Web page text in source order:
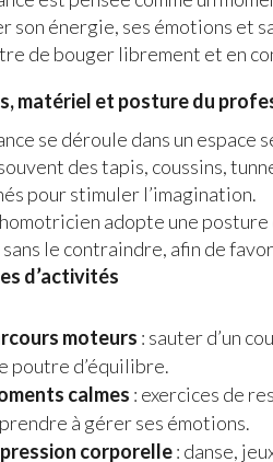
son énergie, ses émotions et
de bouger librement et en
matériel et posture du
se déroule dans un
des tapis, coussins,
pour stimuler l’imagination.
adopte une
sans le contraindre, afin de
d’activités
moteurs : sauter d’un
poutre d’équilibre.
calmes : exercices de
à gérer ses émotions.
corporelle: danse,